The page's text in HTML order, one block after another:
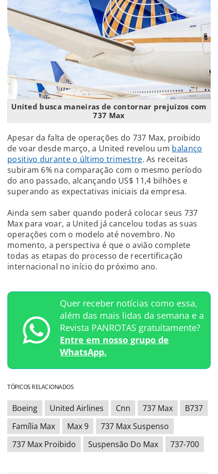
United busca maneiras de contornar prejuízos com
737 Max
Apesar da falta de operações do 737 Max, proibido
de voar desde março, a United revelou um balanço
positivo durante o último trimestre. As receitas
subiram 6% na comparação com o mesmo período
do ano passado, alcançando US$ 11,4 bilhões e
superando as expectativas iniciais da empresa.
Ainda sem saber quando poderá colocar seus 737
Max para voar, a United já cancelou todas as suas
operações com o modelo até novembro. No
momento, a perspectiva é que o avião complete
todas as etapas do processo de recertificação
internacional no início do próximo ano.
Quer receber notícias como essa,
além das mais lidas da semana e a
Revista PANROTAS gratuitamente?
Entre em nosso grupo de
WhatsApp.
TÓPICOS RELACIONADOS
Boeing United Airlines Cnn 737 Max
B737
Família Max
Max 9
737 Max Suspenso
737 Max Proibido
Suspensão Do Max 737-700